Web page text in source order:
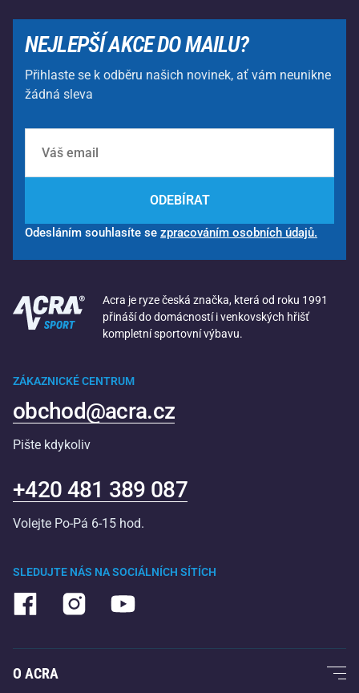
NEJLEPŠÍ AKCE DO MAILU?
Přihlaste se k odběru našich novinek, ať vám neunikne
žádná sleva
ODEBÍRAT
Odesláním souhlasíte se zpracováním osobních údajů.
Acra je ryze česká značka, která od roku 1991
přináší do domácností i venkovských hřišť
kompletní sportovní výbavu.
SLEDUJTE NÁS NA SOCIÁLNÍCH SÍTÍCH
ZÁKAZNICKÉ CENTRUM
obchod@acra.cz
Pište kdykoliv
+420 481 389 087
Volejte Po-Pá 6-15 hod.
O ACRA